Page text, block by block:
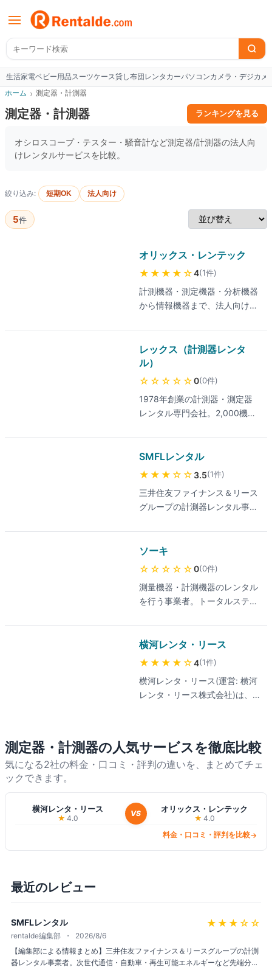
生活家電ベビー用品スーツケース貸し布団レンタカーパソコンカメラ・デジカメ
ホーム › 測定器・計測器
測定器・計測器 ランキングを見る
オシロスコープ・テスター・騒音計など測定器/計測器の法人向
けレンタルサービスを比較。
絞り込み: 短期OK 法人向け
5件
オリックス・レンテック
★★★★ ☆4(1件)
計測機器・測定機器・分析機器
から情報機器まで、法人向けに
験・開発で必要な期間だけ機器
を利用でき、医療機関向けには
超音波画像診断装置などの医療
機器レンタルも展開している。
レックス（計測器レンタ
ル）
☆☆☆☆☆0(0件)
1978年創業の計測器・測定器
レンタル専門会社。2,000機
日レンタルや24時間対応の自動
見積もりなど法人利用の利便性
に対応する。
SMFLレンタル
★★★ ☆☆ 3.5(1件)
三井住友ファイナンス＆リース
グループの計測器レンタル事業
可能エネルギーなど先端分野向
けに、短期・長期の計測器レン
タルと測定環境の提供を行う。
ソーキ
☆☆☆☆☆0(0件)
測量機器・計測機器のレンタル
を行う事業者。トータルステー
3Dスキャナーなどを取り扱
い、校正・修理を担うテクノセ
ンターを備える。
横河レンタ・リース
★★★★ ☆4(1件)
横河レンタ・リース(運営: 横河
レンタ・リース株式会社)は、
種を含めた豊富なラインナッ
プ、キッティング対応で要望通
便性が好評。不具合時の代替機
を最短翌日に納品する保守体
制、契約期間に縛りがなく1週
間から借りられる柔軟さ、解約
料無しで途中返却も可能。法人
対応、テレワーク・プロジェク
ト用途で幅広く利用される。最
ください。
測定器・計測器の人気サービスを徹底比較
気になる2社の料金・口コミ・評判の違いを、まとめてチェ
ックできます。
横河レンタ・リース
★ 4.0
VS オリックス・レンテック
★ 4.0
料金・口コミ・評判を比較→
最近のレビュー
SMFLレンタル ★★★ ☆☆
rentalde編集部
2026/8/6
【編集部による情報まとめ】三井住友ファイナンス＆リースグループの計測
器レンタル事業者。次世代通信・自動車・再生可能エネルギーなど先端分野